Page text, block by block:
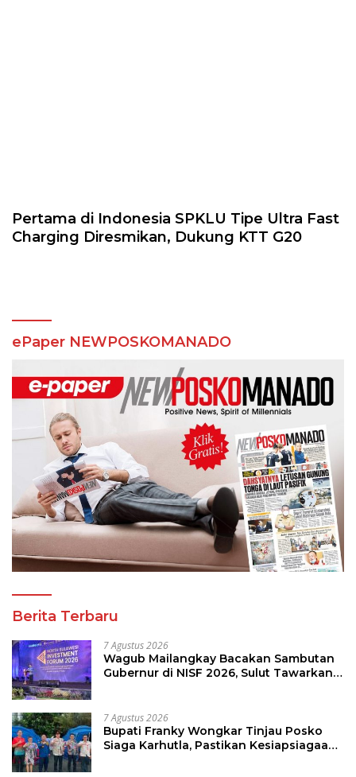
Pertama di Indonesia SPKLU Tipe Ultra Fast
Charging Diresmikan, Dukung KTT G20
ePaper NEWPOSKOMANADO
Berita Terbaru
7 Agustus 2026
Wagub Mailangkay Bacakan Sambutan
Gubernur di NISF 2026, Sulut Tawarkan
7 Agustus 2026
Bupati Franky Wongkar Tinjau Posko
Siaga Karhutla, Pastikan Kesiapsiagaan